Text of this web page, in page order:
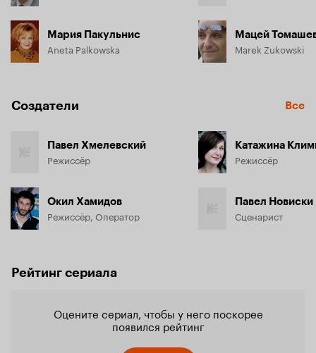
Мария Пакульнис
Aneta Palkowska
Мацей
Marek Zukowski
Создатели Все
Павел Хмелевский
Режиссёр
Окил Хамидов
Режиссёр, Оператор
Катажина
Режиссёр
Павел Новиски
Сценарист
Рейтинг сериала
Оцените сериал, чтобы у него поскорее
появился рейтинг